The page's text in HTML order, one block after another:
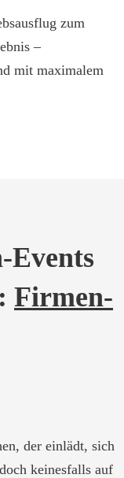
zum
–
mit maximalem
Events
Firmen-
der einlädt, sich
keinesfalls auf